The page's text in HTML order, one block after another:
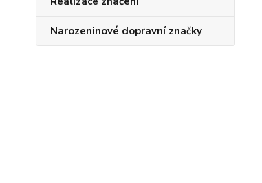
Narozeninové dopravní značky